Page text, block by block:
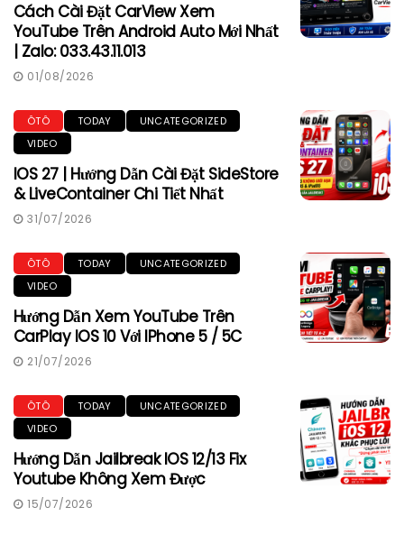
Cách Cài Đặt CarView Xem
YouTube Trên Android Auto Mới Nhất
| Zalo: 033.43.11.013
01/08/2026
ÔTÔ TODAY
UNCATEGORIZED
VIDEO
IOS 27 | Hướng Dẫn Cài Đặt SideStore
& LiveContainer Chi Tiết Nhất
31/07/2026
ÔTÔ TODAY
UNCATEGORIZED
VIDEO
Hướng Dẫn Xem YouTube Trên
CarPlay IOS 10 Với IPhone 5 / 5C
21/07/2026
ÔTÔ TODAY
UNCATEGORIZED
VIDEO
Hướng Dẫn Jailbreak IOS 12/13 Fix
Youtube Không Xem Được
15/07/2026